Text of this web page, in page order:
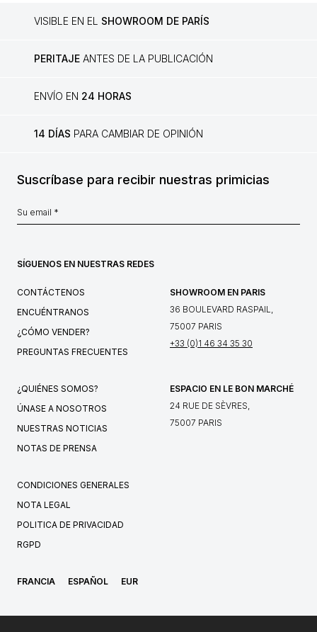
VISIBLE EN EL SHOWROOM DE PARÍS
PERITAJE ANTES DE LA PUBLICACIÓN
ENVÍO EN 24 HORAS
14 DÍAS PARA CAMBIAR DE OPINIÓN
Suscríbase para recibir nuestras primicias
SÍGUENOS EN NUESTRAS REDES
CONTÁCTENOS
ENCUÉNTRANOS
¿CÓMO VENDER?
PREGUNTAS FRECUENTES
SHOWROOM EN PARIS
36 BOULEVARD RASPAIL,
75007 PARIS
+33 (0)1 46 34 35 30
¿QUIÉNES SOMOS?
ÚNASE A NOSOTROS
NUESTRAS NOTICIAS
NOTAS DE PRENSA
ESPACIO EN LE BON MARCHÉ
24 RUE DE SÈVRES,
75007 PARIS
CONDICIONES GENERALES
NOTA LEGAL
POLITICA DE PRIVACIDAD
RGPD
FRANCIA ESPAÑOL EUR